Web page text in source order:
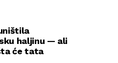
haljinu — ali
će tata